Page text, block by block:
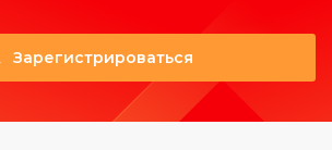
Зарегистрироваться